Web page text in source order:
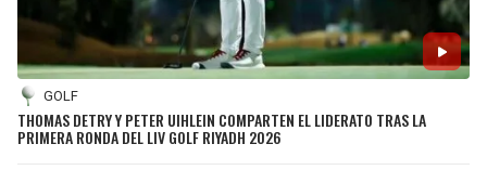
GOLF
THOMAS DETRY Y PETER UIHLEIN COMPARTEN EL LIDERATO TRAS LA
PRIMERA RONDA DEL LIV GOLF RIYADH 2026